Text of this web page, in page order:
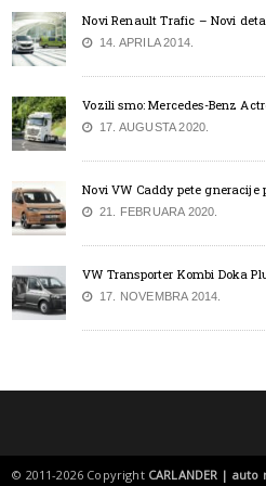
Novi Renault Trafic – Novi
14. APRILA 2014.
Vozili smo: Mercedes-Benz
17. AUGUSTA 2020.
Novi VW Caddy pete
21. FEBRUARA 2020.
VW Transporter Kombi Doka
17. NOVEMBRA 2014.
© 2011-2026 Copyright CARLANDER |